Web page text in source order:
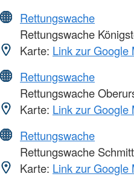
Rettungswache
Rettungswache
Karte: Link zur Google
Rettungswache
Rettungswache
Karte: Link zur Google
Rettungswache
Rettungswache
Karte: Link zur Google